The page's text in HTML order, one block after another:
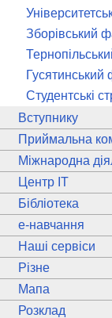
Зборівський
Студентські
Вступнику
Приймальна
Міжнародна
Центр ІТ
Бібліотека
e-навчання
Наші сервіси
Різне
Мапа
Розклад